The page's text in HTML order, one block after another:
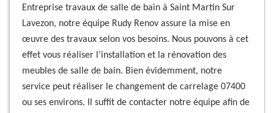
Entreprise travaux de salle de bain à Saint Martin Sur
Lavezon, notre équipe Rudy Renov assure la mise en
œuvre des travaux selon vos besoins. Nous pouvons à cet
effet vous réaliser l’installation et la rénovation des
meubles de salle de bain. Bien évidemment, notre
service peut réaliser le changement de carrelage 07400
ou ses environs. Il suffit de contacter notre équipe afin de